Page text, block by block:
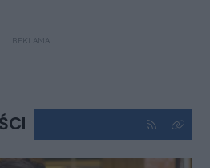
REKLAMA
Kliknij aby
Kliknij